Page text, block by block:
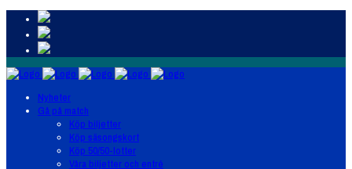
Nyheter
Gå på match
Köp biljetter
Köp säsongskort
Köp 50/50-lotter
Våra biljetter och entré